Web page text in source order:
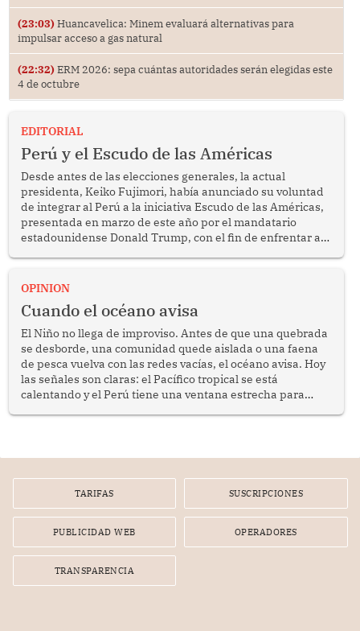
(23:03) Huancavelica: Minem evaluará alternativas para
impulsar acceso a gas natural
(22:32) ERM 2026: sepa cuántas autoridades serán elegidas este
4 de octubre
EDITORIAL
Perú y el Escudo de las Américas
Desde antes de las elecciones generales, la actual
presidenta, Keiko Fujimori, había anunciado su voluntad
de integrar al Perú a la iniciativa Escudo de las Américas,
presentada en marzo de este año por el mandatario
estadounidense Donald Trump, con el fin de enfrentar al
OPINION
Cuando el océano avisa
El Niño no llega de improviso. Antes de que una quebrada
se desborde, una comunidad quede aislada o una faena
de pesca vuelva con las redes vacías, el océano avisa. Hoy
las señales son claras: el Pacífico tropical se está
calentando y el Perú tiene una ventana estrecha para
TARIFAS SUSCRIPCIONES
PUBLICIDAD WEB OPERADORES
TRANSPARENCIA